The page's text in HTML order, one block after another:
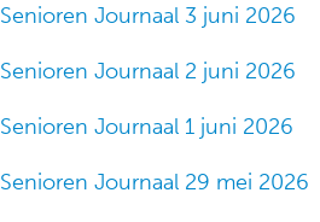
Senioren Journaal 3 juni 2026
Senioren Journaal 2 juni 2026
Senioren Journaal 1 juni 2026
Senioren Journaal 29 mei 2026